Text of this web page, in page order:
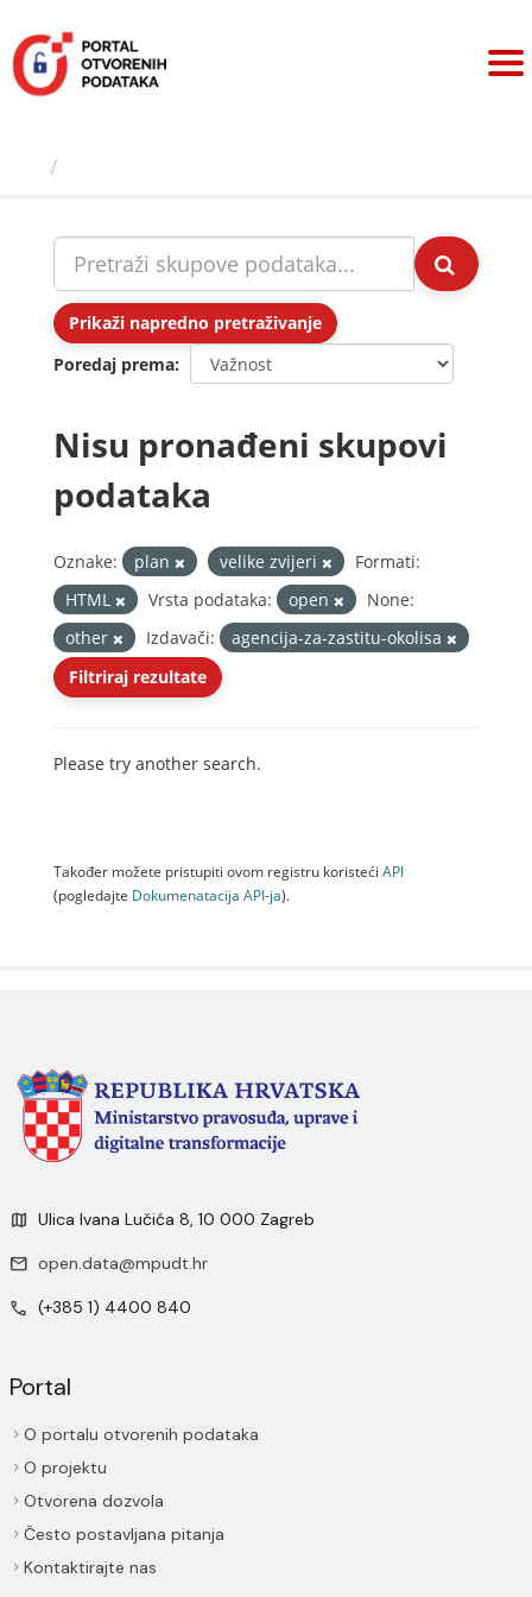
sadržaj
Prikaži napredno pretraživanje
Poredaj prema
Nisu pronađeni skupovi
podataka
Oznake: plan velike zvijeri
Formati:
HTML
Vrsta podataka: open
None:
other
Izdavači:
agencija-za-zastitu-okolisa
Filtriraj rezultate
Please try another search.
Također možete pristupiti ovom registru koristeći API
(pogledajte Dokumenаtаcijа API-jа).